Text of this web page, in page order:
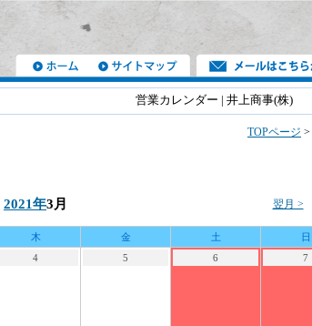
営業カレンダー | 井上商事(株)
TOPページ >
2021年3月 翌月 >
木 金 土
日
4 5 6 7